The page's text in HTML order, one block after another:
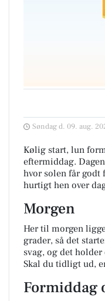
Søndag d. 09. aug.
Kølig start, lun
eftermiddag.
hvor solen får godt
hurtigt hen over
Morgen
Her til morgen
grader, så det
svag, og det
Skal du tidligt ud,
Formiddag